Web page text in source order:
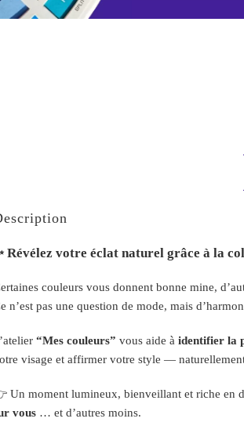
Révélez votre éclat naturel grâce à la
couleurs vous donnent bonne mine,
n’est pas une question de mode, mais
“Mes couleurs” vous aide à identifier la
visage et affirmer votre style —
Un moment lumineux, bienveillant et riche en
vous … et d’autres moins.